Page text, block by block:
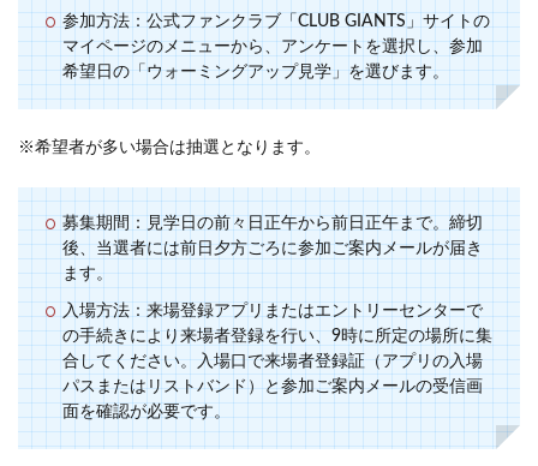
参加方法：公式ファンクラブ「CLUB GIANTS」サイトの
マイページのメニューから、アンケートを選択し、参加
希望日の「ウォーミングアップ見学」を選びます。
※希望者が多い場合は抽選となります。
募集期間：見学日の前々日正午から前日正午まで。締切
後、当選者には前日夕方ごろに参加ご案内メールが届き
ます。
入場方法：来場登録アプリまたはエントリーセンターで
の手続きにより来場者登録を行い、9時に所定の場所に集
合してください。入場口で来場者登録証（アプリの入場
パスまたはリストバンド）と参加ご案内メールの受信画
面を確認が必要です。